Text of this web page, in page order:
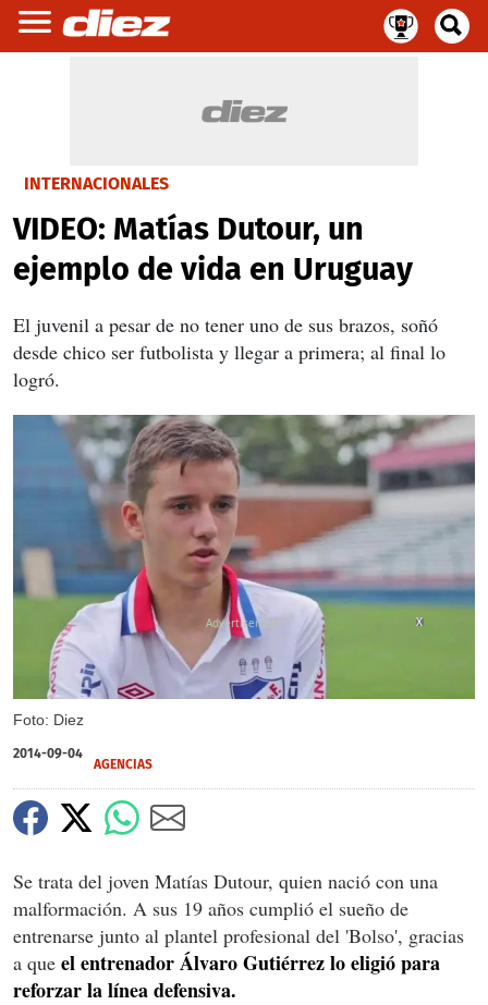
INTERNACIONALES
VIDEO: Matías Dutour, un
ejemplo de vida en Uruguay
El juvenil a pesar de no tener uno de sus brazos, soñó
desde chico ser futbolista y llegar a primera; al final lo
logró.
Foto: Diez
X
2014-09-04
AGENCIAS
Se trata del joven Matías Dutour, quien nació con una
malformación. A sus 19 años cumplió el sueño de
entrenarse junto al plantel profesional del 'Bolso', gracias
a que el entrenador Álvaro Gutiérrez lo eligió para
reforzar la línea defensiva.